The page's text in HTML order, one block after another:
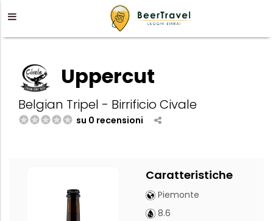
Uppercut
Belgian Tripel - Birrificio Civale
su 0 recensioni
Caratteristiche
Piemonte
8.6